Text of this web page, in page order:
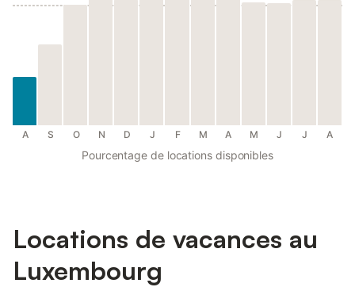
A S O N D J F M A M J J A
Pourcentage de locations disponibles
Locations de vacances au
Luxembourg